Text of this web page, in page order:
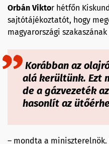
Orbán Viktor hétfőn
sajtótájékoztatót, hogy
magyarországi
Korábban az
alá kerültünk. Ezt
de a gázvezeték
hasonlít az
– mondta a